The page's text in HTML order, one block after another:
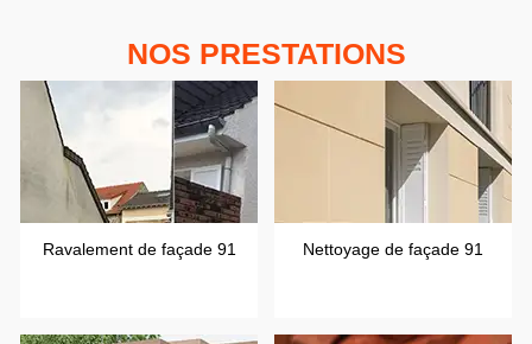
NOS PRESTATIONS
Ravalement de façade 91 Nettoyage de façade 91